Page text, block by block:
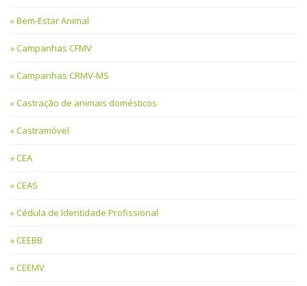
Bem-Estar Animal
Campanhas CFMV
Campanhas CRMV-MS
Castração de animais domésticos
Castramóvel
CEA
CEAS
Cédula de Identidade Profissional
CEEBB
CEEMV